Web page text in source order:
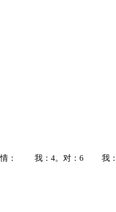
情： 我：4。对：6 我：